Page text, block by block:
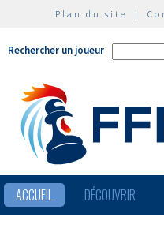
Plan du site |
Rechercher un joueur
ACCUEIL DÉCOUVRIR